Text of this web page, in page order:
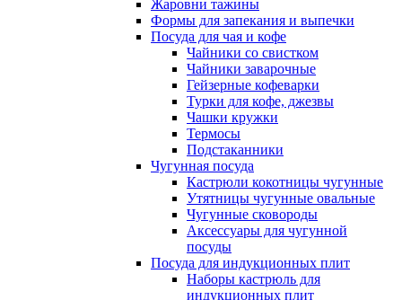
Жаровни тажины
Формы для запекания и выпечки
Посуда для чая и кофе
Чайники со свистком
Чайники заварочные
Гейзерные кофеварки
Турки для кофе, джезвы
Чашки кружки
Термосы
Подстаканники
Чугунная посуда
Кастрюли кокотницы чугунные
Утятницы чугунные овальные
Чугунные сковороды
Аксессуары для чугунной
посуды
Посуда для индукционных плит
Наборы кастрюль для
индукционных плит